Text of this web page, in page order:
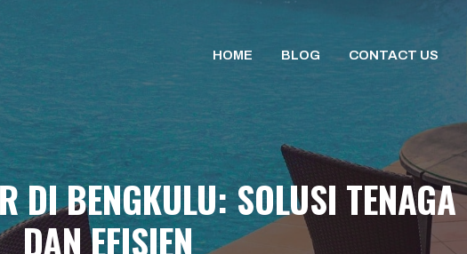
HOME BLOG CONTACT US
DI BENGKULU: SOLUSI
DAN EFISIEN